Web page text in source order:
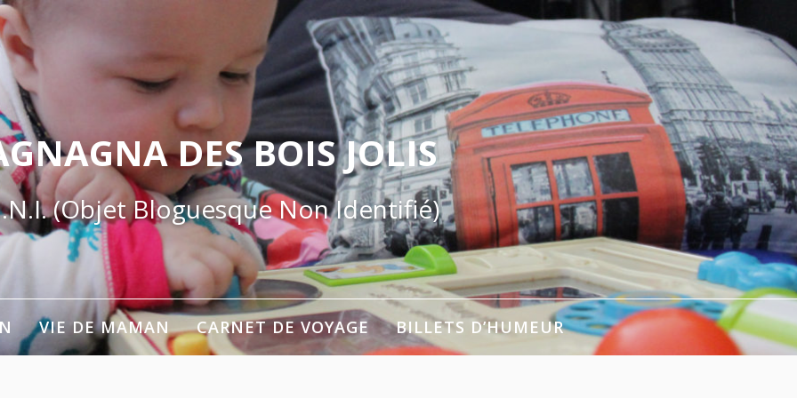
DES BOIS JOLIS
(Objet Bloguesque Non Identifié)
VIE DE MAMAN CARNET DE VOYAGE BILLETS D’HUMEUR